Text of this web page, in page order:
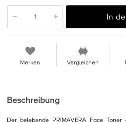
In
Merken Vergleichen
Beschreibung
Der belebende PRIMAVERA Face